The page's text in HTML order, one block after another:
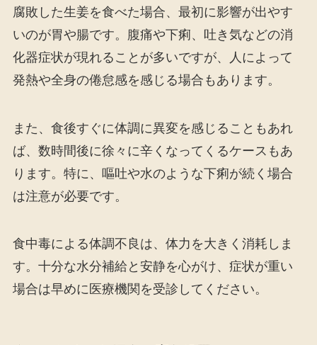
腐敗した生姜を食べた場合、最初に影響が出やす
いのが胃や腸です。腹痛や下痢、吐き気などの消
化器症状が現れることが多いですが、人によって
発熱や全身の倦怠感を感じる場合もあります。
また、食後すぐに体調に異変を感じることもあれ
ば、数時間後に徐々に辛くなってくるケースもあ
ります。特に、嘔吐や水のような下痢が続く場合
は注意が必要です。
食中毒による体調不良は、体力を大きく消耗しま
す。十分な水分補給と安静を心がけ、症状が重い
場合は早めに医療機関を受診してください。